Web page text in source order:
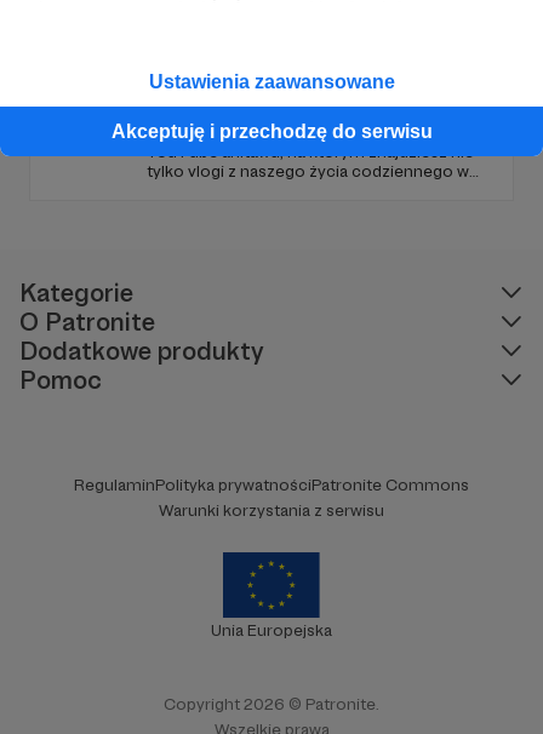
Ustawienia zaawansowane
Akceptuję i przechodzę do serwisu
Hej! Tu Anita i Tomek - twórcy kanału
tylko vlogi z naszego życia codziennego w
Kategorie
O Patronite
Dodatkowe produkty
Pomoc
RegulaminPolityka prywatnościPatronite Commons
Warunki korzystania z serwisu
Unia Europejska
Copyright 2026 © Patronite.
Wszelkie prawa